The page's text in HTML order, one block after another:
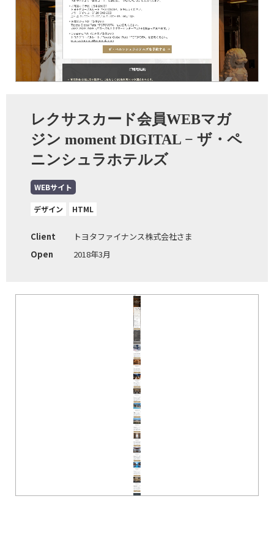
レクサスカード会員WEBマガ
ジン moment DIGITAL − ザ・ペ
ニンシュラホテルズ
WEBサイト
デザイン HTML
Client
トヨタファイナンス株式会社さま
Open
2018年3月